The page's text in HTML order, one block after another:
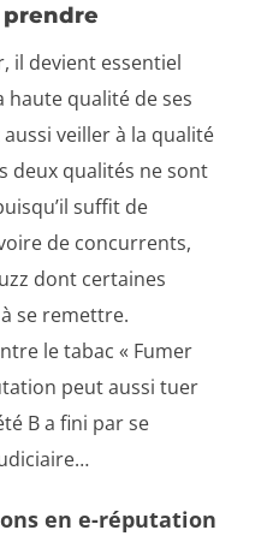
prendre
il devient essentiel
haute qualité de ses
veiller à la qualité
deux qualités ne sont
suffit de
de concurrents,
dont certaines
se remettre.
le tabac « Fumer
peut aussi tuer
B a fini par se
en e-réputation